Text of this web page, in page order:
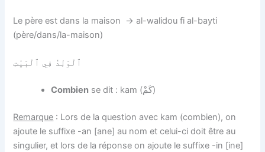
Le père est dans la maison → al-walidou fi al-bayti
(père/dans/la-maison)
ٱلْوَلِدُ فِي ٱلْبَيْتِ
Combien se dit : kam (كَمْ)
Remarque : Lors de la question avec kam (combien), on
ajoute le suffixe -an [ane] au nom et celui-ci doit être au
singulier, et lors de la réponse on ajoute le suffixe -in [ine]